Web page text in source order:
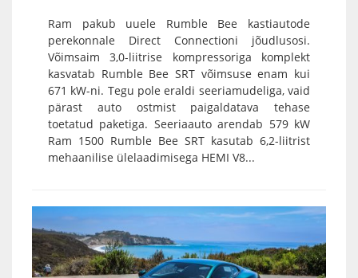
Ram pakub uuele Rumble Bee kastiautode
perekonnale Direct Connectioni jõudlusosi.
Võimsaim 3,0-liitrise kompressoriga komplekt
kasvatab Rumble Bee SRT võimsuse enam kui
671 kW-ni. Tegu pole eraldi seeriamudeliga, vaid
pärast auto ostmist paigaldatava tehase
toetatud paketiga. Seeriaauto arendab 579 kW
Ram 1500 Rumble Bee SRT kasutab 6,2-liitrist
mehaanilise ülelaadimisega HEMI V8...